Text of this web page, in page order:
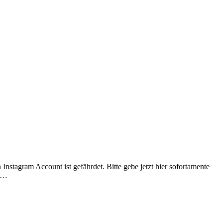
Account ist gefährdet. Bitte gebe jetzt hier sofortamente